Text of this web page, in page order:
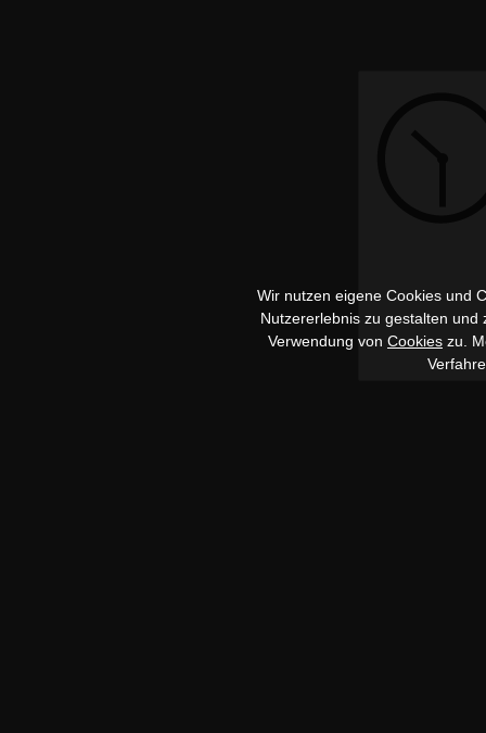
Wir nutzen eigene Cookies und
Nutzererlebnis zu gestalten
Verwendung von Cookies zu.